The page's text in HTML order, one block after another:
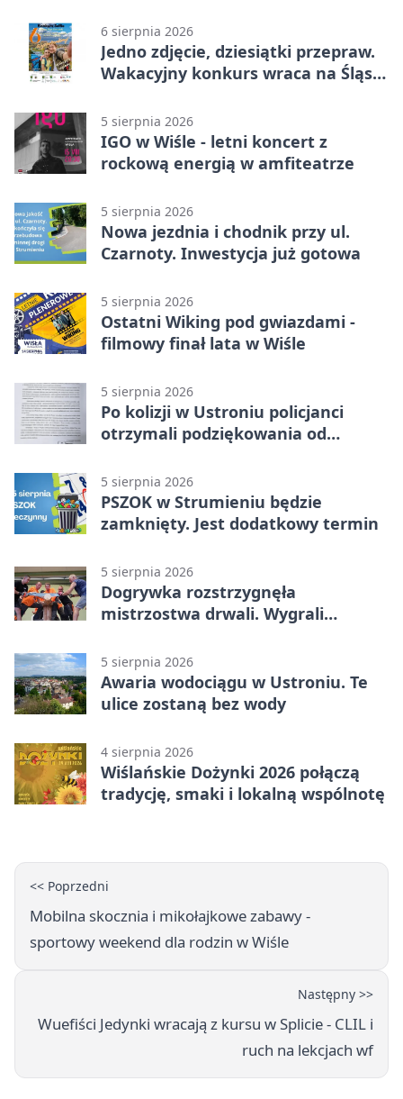
6 sierpnia 2026
Jedno zdjęcie, dziesiątki przepraw.
Wakacyjny konkurs wraca na Śląsk
5 sierpnia 2026
IGO w Wiśle - letni koncert z
rockową energią w amfiteatrze
5 sierpnia 2026
Nowa jezdnia i chodnik przy ul.
Czarnoty. Inwestycja już gotowa
5 sierpnia 2026
Ostatni Wiking pod gwiazdami -
filmowy finał lata w Wiśle
5 sierpnia 2026
Po kolizji w Ustroniu policjanci
otrzymali podziękowania od
5 sierpnia 2026
PSZOK w Strumieniu będzie
zamknięty. Jest dodatkowy termin
5 sierpnia 2026
Dogrywka rozstrzygnęła
mistrzostwa drwali. Wygrali
5 sierpnia 2026
Awaria wodociągu w Ustroniu. Te
ulice zostaną bez wody
4 sierpnia 2026
Wiślańskie Dożynki 2026 połączą
tradycję, smaki i lokalną wspólnotę
<< Poprzedni
Mobilna skocznia i mikołajkowe zabawy -
sportowy weekend dla rodzin w Wiśle
Następny >>
Wuefiści Jedynki wracają z kursu w Splicie - CLIL i
ruch na lekcjach wf